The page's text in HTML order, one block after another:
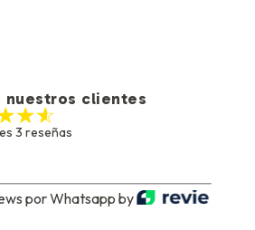
nuestros clientes
3 reseñas
por Whatsapp by